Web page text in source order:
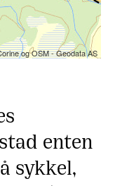
og OSM - Geodata AS
enten
sykkel,